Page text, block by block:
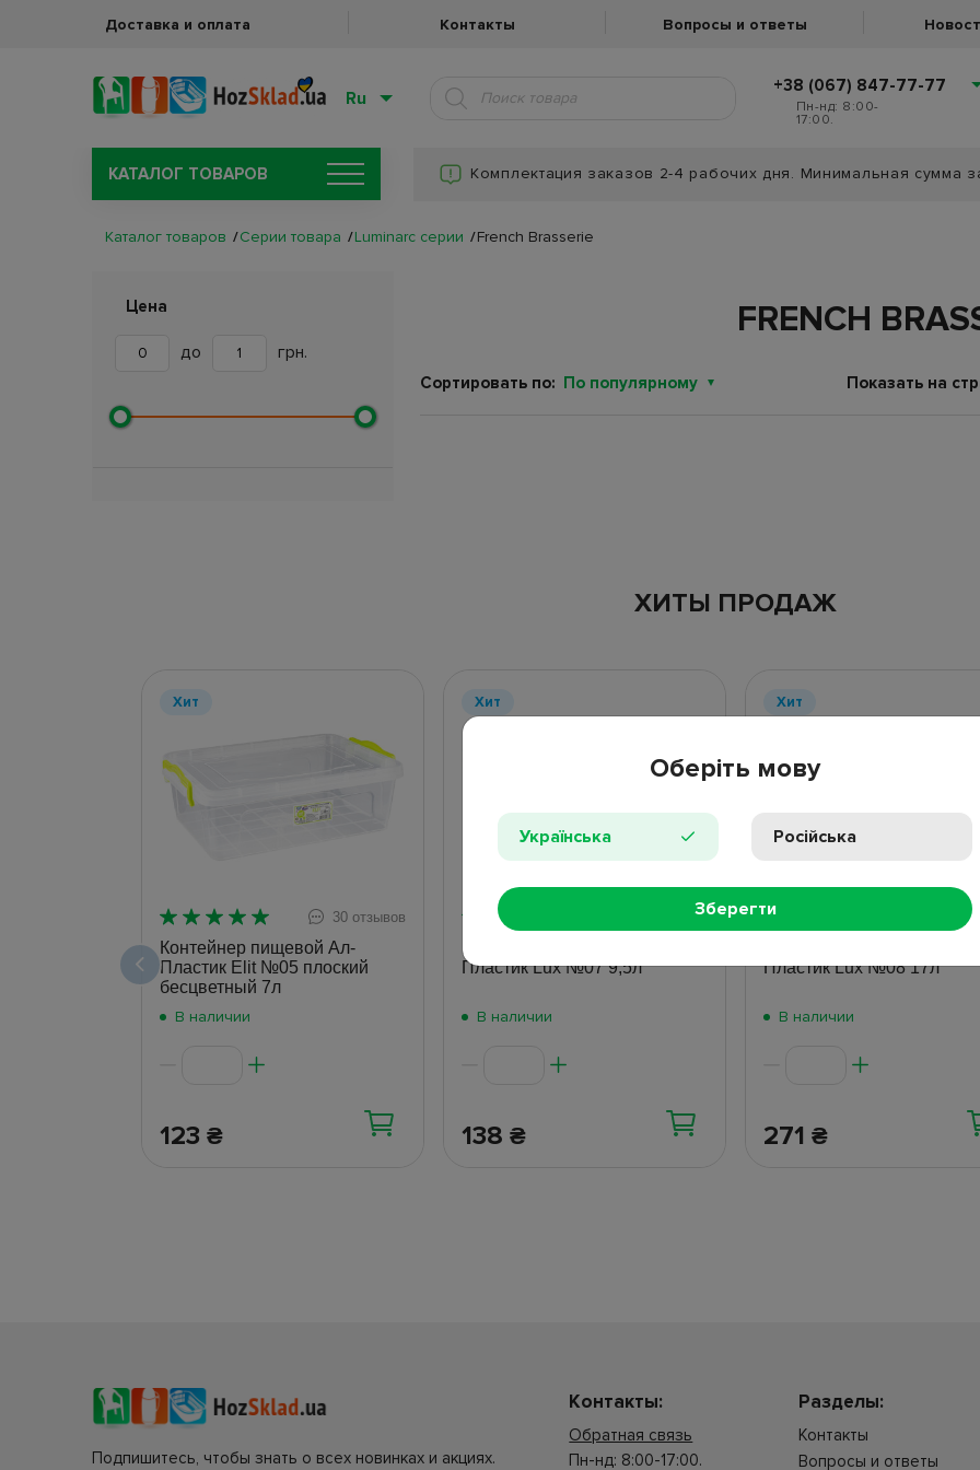
Доставка и оплата Контакты Вопросы и ответы
Ru
+38 (067) 847-77-77
Пн-нд: 8:00-
17:00.
КАТАЛОГ ТОВАРОВ Комплектация заказов 2-4 рабочих дня. Минимальная сумма
Каталог товаров Серии товара Luminarc серии French Brasserie
Цена
до грн.
FRENCH
Сортировать по: По популярному Показать на
ХИТЫ ПРОДАЖ
Хит
30 отзывов
Контейнер пищевой Ал-
Пластик Elit №05 плоский
бесцветный 7л
В наличии
123 ₴
Хит
17 отзывов
Контейнер пищевой Ал-
Пластик Lux №07 9,5л
В наличии
138 ₴
Хит
3
Пластик Lux №08 17л
В наличии
271 ₴
Оберіть мову
Українська Російська
Зберегти
Подпишитесь, чтобы знать о всех новинках и акциях.
Контакты:
Обратная связь
Пн-нд: 8:00-17:00.
Разделы:
Контакты
Вопросы и ответы